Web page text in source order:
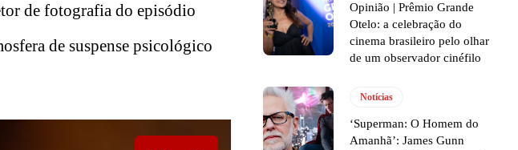
de fotografia do episódio
de suspense psicológico
Opinião | Prêmio Grande
Otelo: a celebração do
cinema brasileiro pelo olhar
de um observador cinéfilo
Notícias
‘Superman: O Homem do
Amanhã’: James Gunn